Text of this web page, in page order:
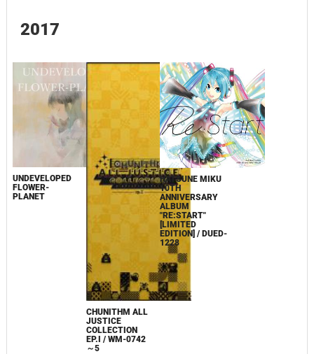
2017
UNDEVELOPED
FLOWER-
PLANET
CHUNITHM ALL
JUSTICE
COLLECTION
EP.I / WM-0742
～5
HATSUNE MIKU
10TH
ANNIVERSARY
ALBUM
"RE:START"
[LIMITED
EDITION] / DUED-
1228